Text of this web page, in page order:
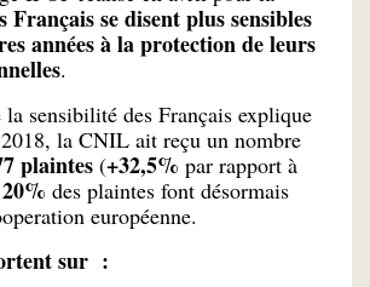
Français se disent plus sensibles
années à la protection de leurs
.
la sensibilité des Français explique
2018, la CNIL ait reçu un nombre
plaintes (+32,5% par rapport à
20% des plaintes font désormais
européenne.
sur :